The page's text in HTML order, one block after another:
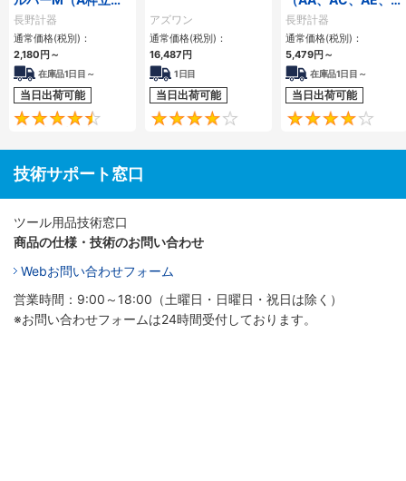
形・Φ60・テーパー
ねじ）GS50-171
長野計器
通常価格(税別)：
2,180 円 ～
在庫品1日目～
当日出荷可能
4.5
アズワン
通常価格(税別)：
16,487 円
1日目
当日出荷可能
4
AG、AJ）
長野計器
通常価格(税別)：
5,479円 ～
在庫品1日目～
当日出荷可能
技術サポート窓口
ツール用品技術窓口
商品の仕様・技術のお問い合わせ
Webお問い合わせフォーム
営業時間：9:00～18:00（土曜日・日曜日・祝日は除く）
※お問い合わせフォームは24時間受付しております。